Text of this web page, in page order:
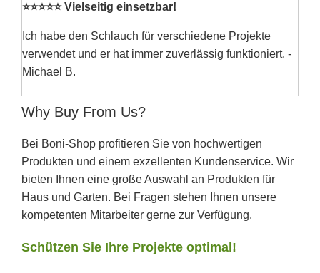
⭐⭐⭐⭐⭐ Vielseitig einsetzbar!
Ich habe den Schlauch für verschiedene Projekte
verwendet und er hat immer zuverlässig funktioniert. -
Michael B.
Why Buy From Us?
Bei Boni-Shop profitieren Sie von hochwertigen
Produkten und einem exzellenten Kundenservice. Wir
bieten Ihnen eine große Auswahl an Produkten für
Haus und Garten. Bei Fragen stehen Ihnen unsere
kompetenten Mitarbeiter gerne zur Verfügung.
Schützen Sie Ihre Projekte optimal!